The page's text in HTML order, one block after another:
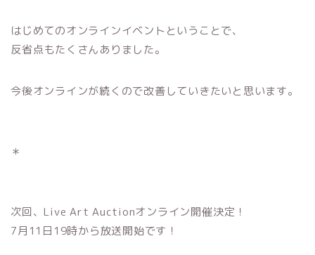
はじめてのオンラインイベントということで、
反省点もたくさんありました。
今後オンラインが続くので改善していきたいと思います。
＊
次回、Live Art Auctionオンライン開催決定！
7月11日19時から放送開始です！